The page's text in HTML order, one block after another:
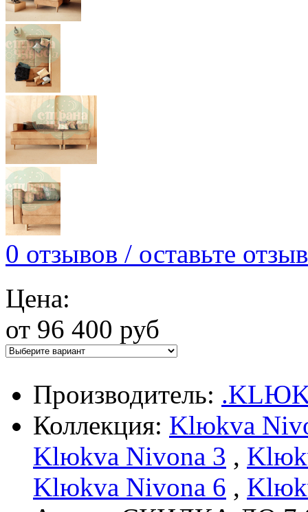
0 отзывов / оставьте отзыв
Цена:
от 96 400 руб
Производитель:
Коллекция: Klюkva
Klюkva Nivona 3 ,
Klюkva Nivona 6 ,